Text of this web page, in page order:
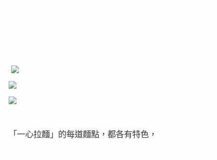
「一心拉麵」的每道麵點，都各有特色，